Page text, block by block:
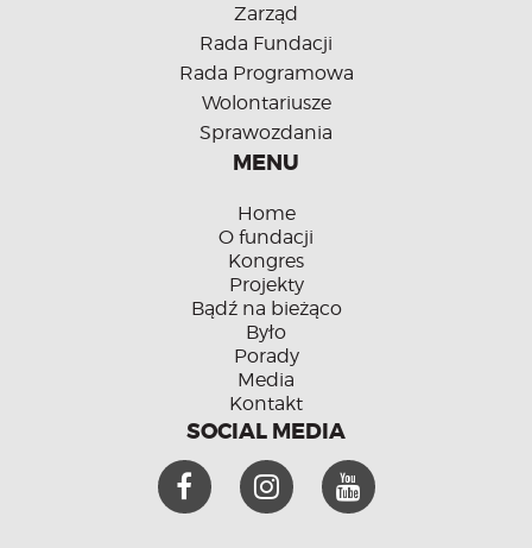
Zarząd
Rada Fundacji
Rada Programowa
Wolontariusze
Sprawozdania
MENU
Home
O fundacji
Kongres
Projekty
Bądź na bieżąco
Było
Porady
Media
Kontakt
SOCIAL MEDIA